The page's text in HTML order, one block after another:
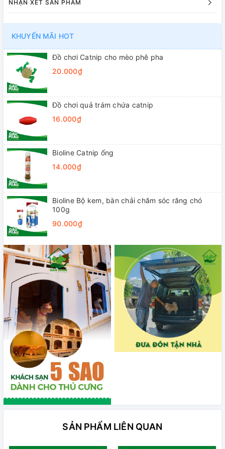
NHẬN XÉT SẢN PHẨM
KHUYẾN MÃI HOT
Đồ chơi Catnip cho mèo phê pha
20.000₫
Đồ chơi quả trám chứa catnip
16.000₫
Bioline Catnip ống
14.000₫
Bioline Bộ kem, bàn chải chăm sóc răng chó
100g
90.000₫
SẢN PHẨM LIÊN QUAN